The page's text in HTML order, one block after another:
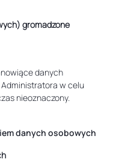
gromadzone
danych
w celu
nieoznaczony.
danych osobowych